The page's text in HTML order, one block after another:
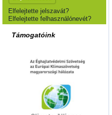
Elfelejtette jelszavát?
Elfelejtette felhasználónevét?
Támogatóink